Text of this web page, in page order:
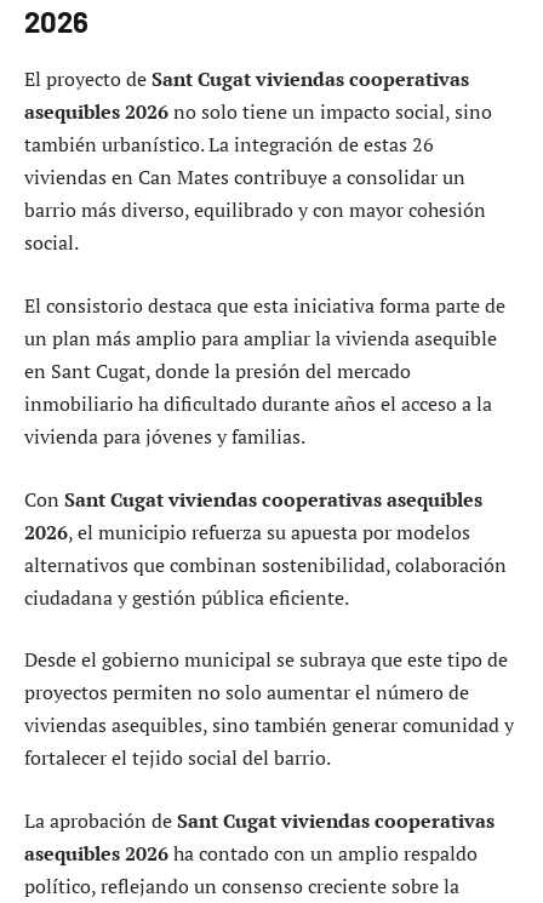
2026
El proyecto deSant Cugat viviendas cooperativas
asequibles 2026no solo tiene un impacto social, sino
también urbanístico. La integración de estas 26
viviendas en Can Mates contribuye a consolidar un
barrio más diverso, equilibrado y con mayor cohesión
social.
El consistorio destaca que esta iniciativa forma parte de
un plan más amplio para ampliar la vivienda asequible
en Sant Cugat, donde la presión del mercado
inmobiliario ha dificultado durante años el acceso a la
vivienda para jóvenes y familias.
Con Sant Cugat viviendas cooperativas asequibles
2026, el municipio refuerza su apuesta por modelos
alternativos que combinan sostenibilidad, colaboración
ciudadana y gestión pública eficiente.
Desde el gobierno municipal se subraya que este tipo de
proyectos permiten no solo aumentar el número de
viviendas asequibles, sino también generar comunidad y
fortalecer el tejido social del barrio.
La aprobación deSant Cugat viviendas cooperativas
asequibles 2026ha contado con un amplio respaldo
político, reflejando un consenso creciente sobre la